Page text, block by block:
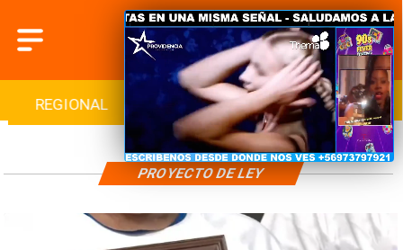
REGIONAL INTERNACIONAL DEPORTES
PROYECTO DE LEY